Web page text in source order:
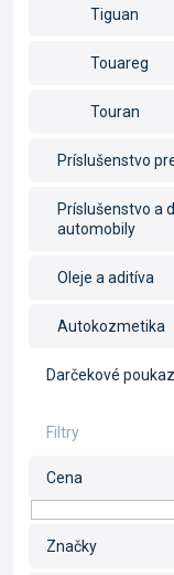
Tiguan
Touareg
Touran
Príslušenstvo
Príslušenstvo a
automobily
Oleje a aditíva
Autokozmetika
Darčekové
Cena
Značky